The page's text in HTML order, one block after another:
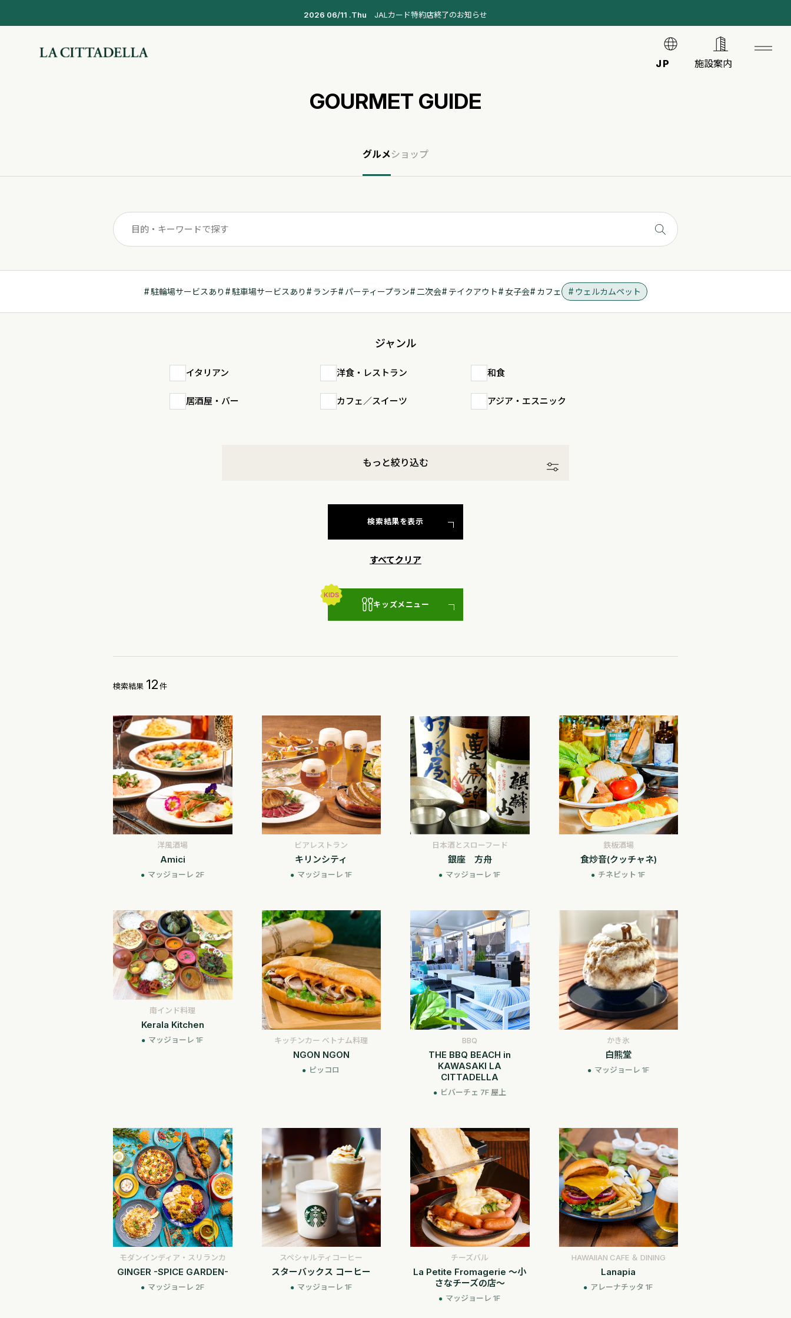
2026 06/11 .Thu JALカード特約店終了のお知らせ
JP 施設案内
GOURMET GUIDE
グルメショップ
駐輪場サービスあり 駐車場サービスあり ランチ パーティープラン 二次会 テイクアウト 女子会 カフェ ウェルカムペット
ジャンル
イタリアン 洋食・レストラン 和食
居酒屋・バー カフェ／スイーツ アジア・エスニック
もっと絞り込む
検索結果を表示
すべてクリア
キッズメニュー
検索結果 12件
洋風酒場
Amici
マッジョーレ 2F
ビアレストラン
キリンシティ
マッジョーレ 1F
日本酒とスローフード
銀座 方舟
マッジョーレ 1F
鉄板酒場
食炒音(クッチャネ)
チネピット 1F
南インド料理
Kerala Kitchen
マッジョーレ 1F キッチンカー ベトナム料理
NGON NGON
ピッコロ
BBQ
THE BBQ BEACH in
KAWASAKI LA
CITTADELLA
ビバーチェ 7F 屋上
かき氷
白熊堂
マッジョーレ 1F
モダンインディア・スリランカ
GINGER -SPICE GARDEN-
マッジョーレ 2F
スペシャルティコーヒー
スターバックス コーヒー
マッジョーレ 1F
チーズバル
La Petite Fromagerie ～小
さなチーズの店～
マッジョーレ 1F
HAWAIIAN CAFE ＆ DINING
Lanapia
アレーナチッタ 1F